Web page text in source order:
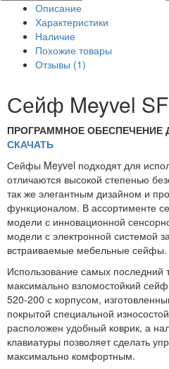
Описание
Характеристики
Наличие
Похожие товары
Отзывы (1)
Сейф Meyvel
ПРОГРАММНОЕ ОБЕСПЕЧЕНИЕ
СКАЧАТЬ
Сейфы Meyvel подходят для
отличаются высокой степенью
так же элегантным дизайном и
функционалом. В ассортименте
модели с инновационной
модели с электронной системой
встраиваемые мебельные сейфы.
Использование самых последний
максимально взломостойкий
520-200 с корпусом,
покрытой специальной
расположен удобный коврик, а
клавиатуры позволяет сделать
максимально комфортным.